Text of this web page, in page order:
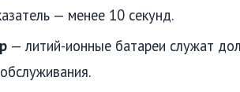
— менее 10 секунд.
— литий-ионные батареи служат